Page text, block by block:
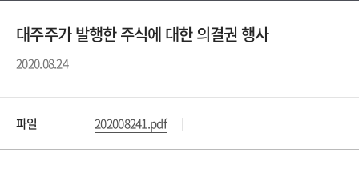
대주주가 발행한 주식에 대한 의결권 행사
2020.08.24
파일 202008241.pdf